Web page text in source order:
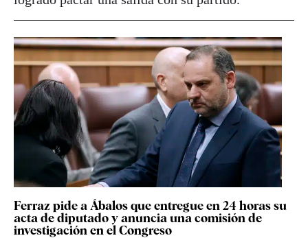
Ferraz pide a Ábalos que entregue en 24 horas su
acta de diputado y anuncia una comisión de
investigación en el Congreso